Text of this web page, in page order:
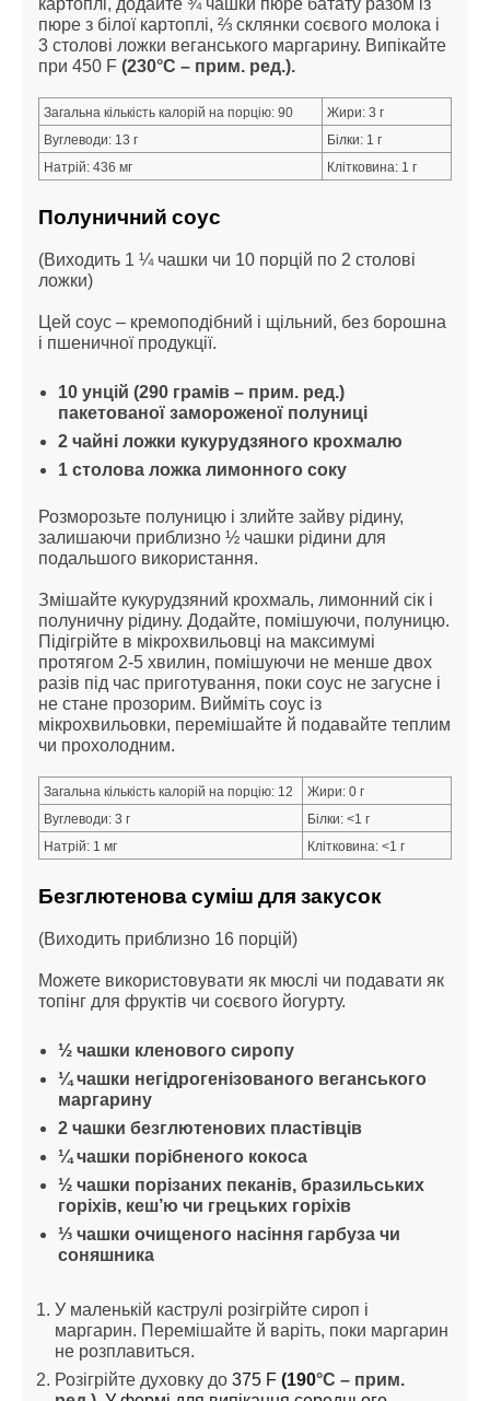
картоплі, додайте ¾ чашки пюре батату разом із
пюре з білої картоплі, ⅔ склянки соєвого молока і
3 столові ложки веганського маргарину. Випікайте
при 450 F (230°C – прим. ред.).
Загальна кількість калорій на порцію: 90
Жири: 3 г
Вуглеводи: 13 г
Білки: 1 г
Натрій: 436 мг
Клітковина: 1 г
Полуничний соус
(Виходить 1 ¼ чашки чи 10 порцій по 2 столові
ложки)
Цей соус – кремоподібний і щільний, без борошна
і пшеничної продукції.
10 унцій (290 грамів – прим. ред.)
пакетованої замороженої полуниці
2 чайні ложки кукурудзяного крохмалю
1 столова ложка лимонного соку
Розморозьте полуницю і злийте зайву рідину,
залишаючи приблизно ½ чашки рідини для
подальшого використання.
Змішайте кукурудзяний крохмаль, лимонний сік і
полуничну рідину. Додайте, помішуючи, полуницю.
Підігрійте в мікрохвильовці на максимумі
протягом 2-5 хвилин, помішуючи не менше двох
разів під час приготування, поки соус не загусне і
не стане прозорим. Вийміть соус із
мікрохвильовки, перемішайте й подавайте теплим
чи прохолодним.
Загальна кількість калорій на порцію: 12
Жири: 0 г
Вуглеводи: 3 г
Білки: <1 г
Натрій: 1 мг
Клітковина: <1 г
Безглютенова суміш для закусок
(Виходить приблизно 16 порцій)
Можете використовувати як мюслі чи подавати як
топінг для фруктів чи соєвого йогурту.
½ чашки кленового сиропу
¼ чашки негідрогенізованого веганського
маргарину
2 чашки безглютенових пластівців
¼ чашки порібненого кокоса
½ чашки порізаних пеканів, бразильських
горіхів, кеш’ю чи грецьких горіхів
⅓ чашки очищеного насіння гарбуза чи
соняшника
У маленькій каструлі розігрійте сироп і
маргарин. Перемішайте й варіть, поки маргарин
не розплавиться.
Розігрійте духовку до 375 F (190°C – прим.